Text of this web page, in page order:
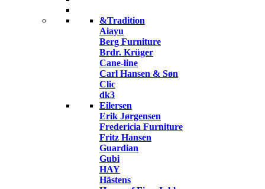
&Tradition
Aiayu
Berg Furniture
Brdr. Krüger
Cane-line
Carl Hansen & Søn
Clic
dk3
Eilersen
Erik Jørgensen
Fredericia Furniture
Fritz Hansen
Guardian
Gubi
HAY
Hästens